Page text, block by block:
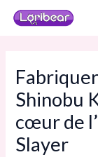
Aller
Shinobu
cœur de
Slayer
Navigation
des